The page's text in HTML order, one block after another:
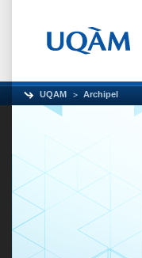
UQAM Archipel